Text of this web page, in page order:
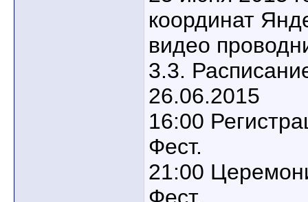
координат
видео
3.3.
26.06.2015
16:00
Фест.
21:00